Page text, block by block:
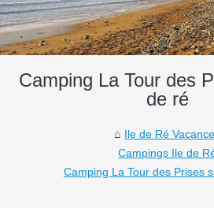
Camping La Tour des
de ré
Ile de Ré
Campings Ile de
Camping La Tour des Prises